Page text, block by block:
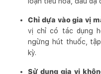
Chỉ dựa vào gia vị
vị chỉ có tác dụng
ngừng hút thuốc,
kỳ.
Sử dụng gia vị